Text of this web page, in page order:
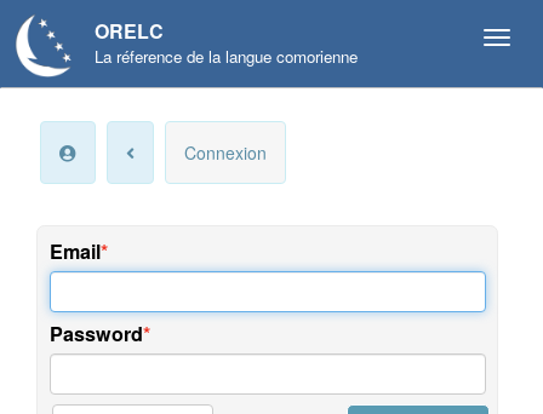
ORELC
La réference de la langue comorienne
compte
préférences
Connexion
Email
Password